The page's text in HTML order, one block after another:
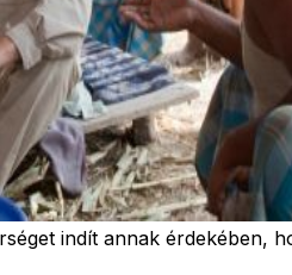
indít annak érdekében,